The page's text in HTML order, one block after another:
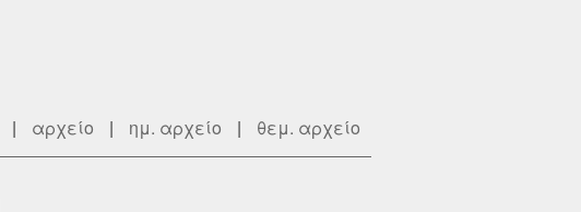
| αρχείο | ημ. αρχείο | θεμ. αρχείο